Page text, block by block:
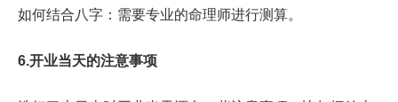
如何结合八字：需要专业的命理师进行测算。
6.开业当天的注意事项